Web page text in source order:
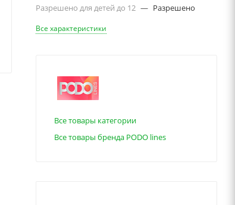
Разрешено для детей до 12 — Разрешено
Все характеристики
Все товары категории
Все товары бренда PODO lines